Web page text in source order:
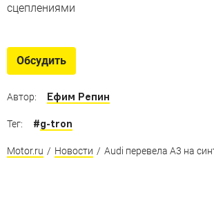
сцеплениями
Обсудить
Автор: Ефим Репин
Тег: #g-tron
Motor.ru / Новости / Audi перевела A3 на